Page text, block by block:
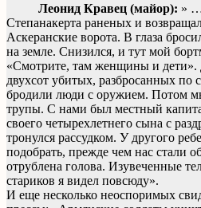
Леонид Кравец (майор): »
Степанакерта раненых и
Аскеранские ворота. В глаза
на земле. Снизился, и тут мой
«Смотрите, там женщины и дети».
двухсот убитых, разбросанных по
бродили люди с оружием. Потом
трупы. С нами был местный
своего четырехлетнего сына с
тронулся рассудком. У другого
подобрать, прежде чем нас стали
отрублена голова. Изувеченные
стариков я видел повсюду».
И еще несколько неоспоримых